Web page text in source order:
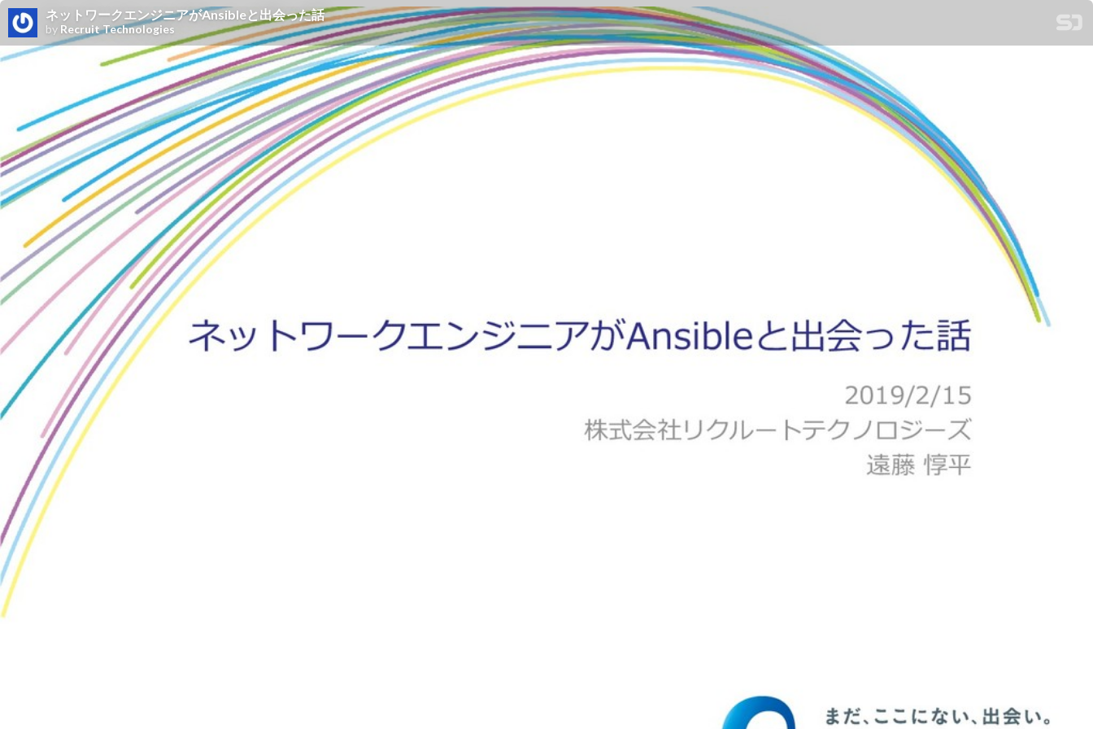
ネットワークエンジニアがAnsibleと出会った話
by Recruit Technologies